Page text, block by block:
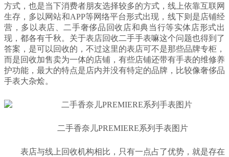
方式，也是当下消费者朋友选择较多的方式，线上依靠互联网
生存，多以网站和APP等网络平台形式出现，线下则是店铺经
营，多以表店、二手奢侈品回收店和典当行等实体店形式出
现，都各有千秋。关于表店回收二手手表嘛这个问题也得到了
答案，是可以回收的，不过这里的表店可不是那些品牌专柜，
而是回收加售卖为一体的店铺，有些店铺还带有手表的维修养
护功能，最大的特点是店内并没有特定的品牌，比较像奢侈品
手表大杂烩。
二手香奈儿PREMIERE系列手表图片
表店与线上回收机构相比，只有一点占了优势，就是存在